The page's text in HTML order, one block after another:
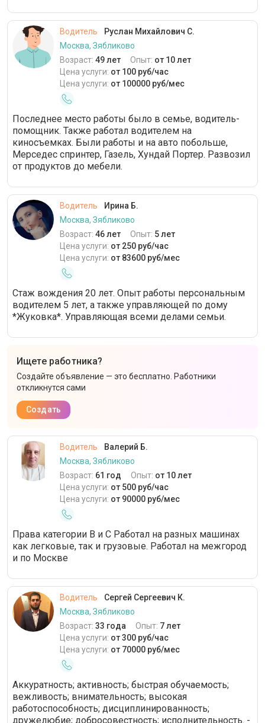
Водитель
Руслан Михайлович С.
Москва, Зябликово
Возраст: 49 лет Опыт: от 10 лет
Цена услуги: от 100 руб/час
Цена услуги: от 100000 руб/мес
Последнее место работы было в семье, водитель-
помощник. Также работал водителем на
киносъемках. Были работы и на авто побольше,
Мерседес спринтер, Газель, Хундай Портер. Развозил
от продуктов до мебели.
Водитель
Ирина Б.
Москва, Зябликово
Возраст: 46 лет Опыт: 5 лет
Цена услуги: от 250 руб/час
Цена услуги: от 83600 руб/мес
Стаж вождения 20 лет. Опыт работы персональным
водителем 5 лет, а также управляющей по дому
*Жуковка*. Управляющая всеми делами семьи.
Ищете работника?
Создайте объявление — это бесплатно. Работники
откликнутся сами
Создать
Водитель
Валерий Б.
Москва, Зябликово
Возраст: 61 год Опыт: от 10 лет
Цена услуги: от 500 руб/час
Цена услуги: от 90000 руб/мес
Права категории В и С Работал на разных машинах
как легковые, так и грузовые. Работал на межгород
и по Москве
Водитель
Сергей Сергеевич К.
Москва, Зябликово
Возраст: 33 года Опыт: 7 лет
Цена услуги: от 300 руб/час
Цена услуги: от 70000 руб/мес
Аккуратность; активность; быстрая обучаемость;
вежливость; внимательность; высокая
работоспособность; дисциплинированность;
дружелюбие; добросовестность; исполнительность. -